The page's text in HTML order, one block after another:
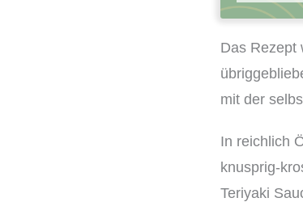
Das Rezept
mit der
In reichlich
knusprig-
Teriyaki